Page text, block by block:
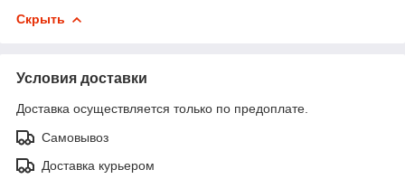
Скрыть
Условия доставки
Доставка осуществляется только по предоплате.
Самовывоз
Доставка курьером